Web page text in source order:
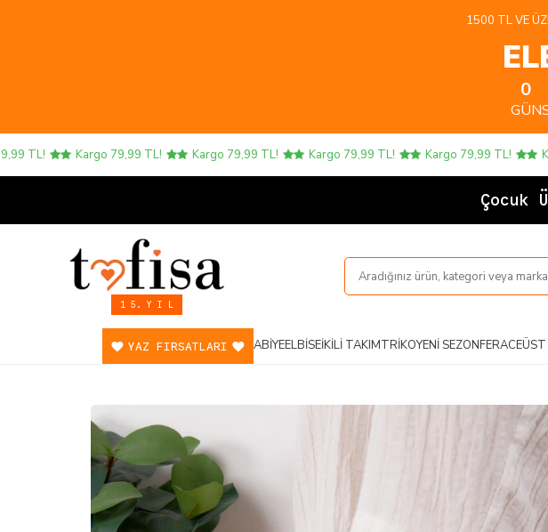
1500 TL VE
0
GÜN
TL! Kargo 79,99 TL! Kargo 79,99 TL! Kargo 79,99 TL! Kargo 79,99 TL!
Çocuk
1 5. Y I L
YAZ FIRSATLARI ABIYEELBISEİKILI TAKIMTRIKOYENI SEZONFERACEÜST